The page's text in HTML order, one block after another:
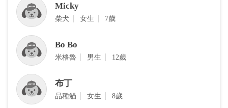
Micky
柴犬 女生 7歲
Bo Bo
米格魯 男生 12歲
布丁
品種貓 女生 8歲